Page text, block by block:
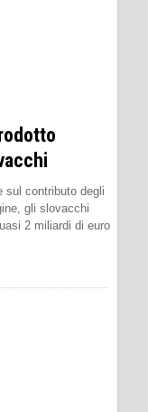
sul contributo degli
gli slovacchi
2 miliardi di euro